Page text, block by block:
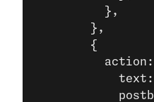
          },
        },
        {
action: